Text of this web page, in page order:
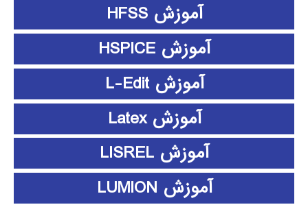
آموزش HFSS
آموزش HSPICE
آموزش L-Edit
آموزش Latex
آموزش LISREL
آموزش LUMION